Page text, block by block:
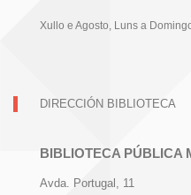
Xullo e Agosto, Luns a
DIRECCIÓN BIBLIOTECA
BIBLIOTECA PÚBLICA
Avda. Portugal, 11